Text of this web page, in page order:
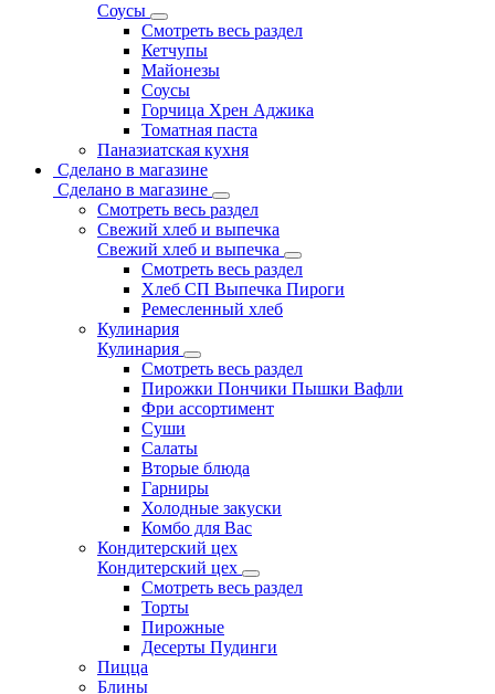
Соусы
Смотреть весь раздел
Кетчупы
Майонезы
Соусы
Горчица Хрен Аджика
Томатная паста
Паназиатская кухня
Сделано в магазине
Сделано в магазине
Смотреть весь раздел
Свежий хлеб и выпечка
Свежий хлеб и выпечка
Смотреть весь раздел
Хлеб СП Выпечка Пироги
Ремесленный хлеб
Кулинария
Кулинария
Смотреть весь раздел
Пирожки Пончики Пышки Вафли
Фри ассортимент
Суши
Салаты
Вторые блюда
Гарниры
Холодные закуски
Комбо для Вас
Кондитерский цех
Кондитерский цех
Смотреть весь раздел
Торты
Пирожные
Десерты Пудинги
Пицца
Блины